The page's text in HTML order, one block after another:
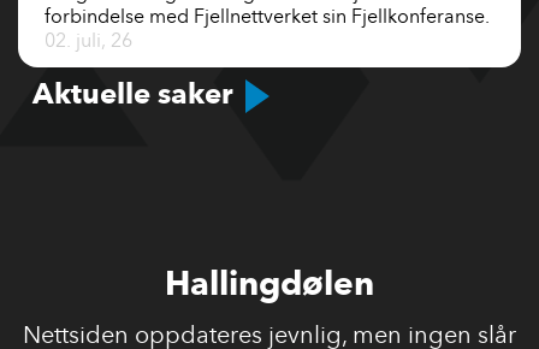
forbindelse med Fjellnettverket sin Fjellkonferanse.
02. juli, 26
Aktuelle saker
Hallingdølen
Nettsiden oppdateres jevnlig, men ingen slår